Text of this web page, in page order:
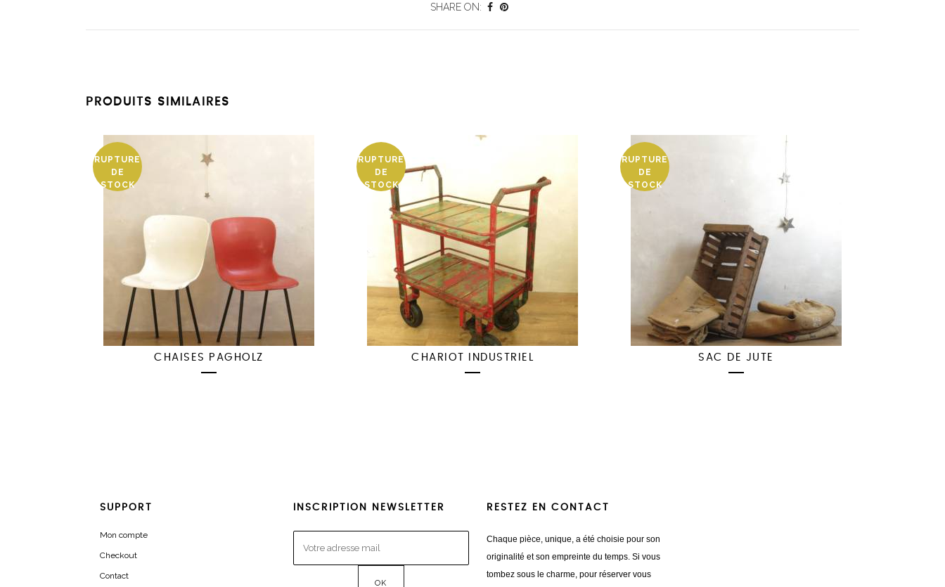
SHARE ON:
PRODUITS SIMILAIRES
RUPTURE
DE
STOCK
CHAISES PAGHOLZ
RUPTURE
DE
STOCK
CHARIOT INDUSTRIEL
RUPTURE
DE
STOCK
SAC DE JUTE
SUPPORT
Mon compte
Checkout
Contact
INSCRIPTION NEWSLETTER RESTEZ EN CONTACT
Chaque pièce, unique, a été choisie pour son
originalité et son empreinte du temps. Si vous
tombez sous le charme, pour réserver vous